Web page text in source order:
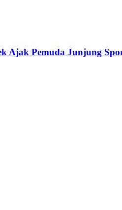
Ajak Pemuda Junjung